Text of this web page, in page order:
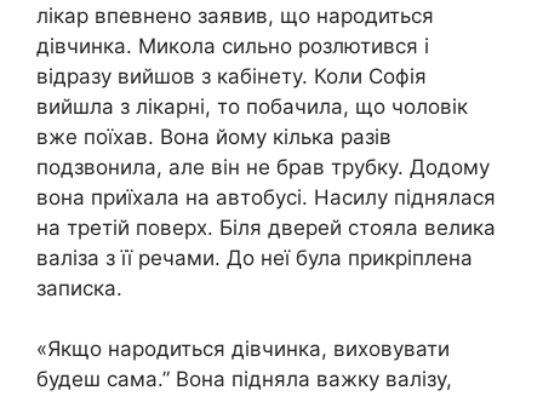
лікар впевнено заявив, що народиться
дівчинка. Микола сильно розлютився і
відразу вийшов з кабінету. Коли Софія
вийшла з лікарні, то побачила, що чоловік
вже поїхав. Вона йому кілька разів
подзвонила, але він не брав трубку. Додому
вона приїхала на автобусі. Насилу піднялася
на третій поверх. Біля дверей стояла велика
валіза з її речами. До неї була прикріплена
записка.
«Якщо народиться дівчинка, виховувати
будеш сама.” Вона підняла важку валізу,